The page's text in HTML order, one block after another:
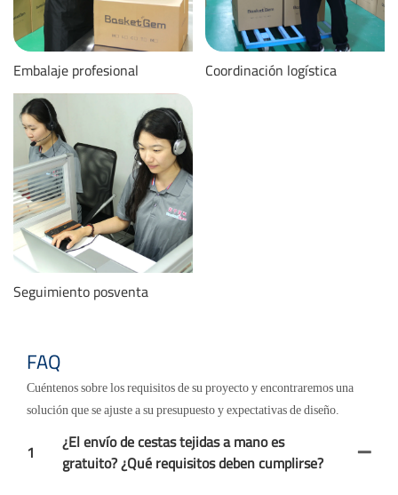
Embalaje profesional Coordinación logística
Seguimiento posventa
FAQ
Cuéntenos sobre los requisitos de su proyecto y encontraremos una
solución que se ajuste a su presupuesto y expectativas de diseño.
1
¿El envío de cestas tejidas a mano es
gratuito? ¿Qué requisitos deben cumplirse?